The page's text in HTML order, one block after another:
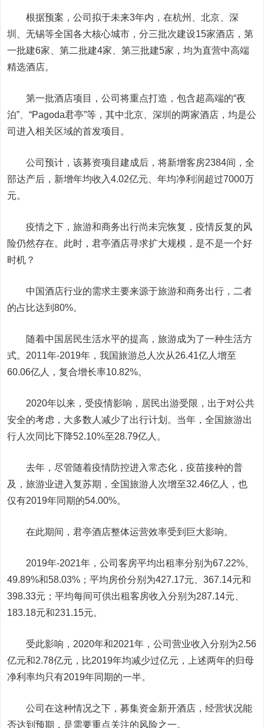
根据预案，公司拟于未来3年内，在杭州、北京、深
圳、无锡等全国各大核心城市，分三批次建设15家酒店，第
一批建6家、第二批建4家、第三批建5家，均为直营中高端
精选酒店。
第一批酒店项目，公司将重点打造，包含超高端的“夜
泊”、“Pagoda君亭”等，其中北京、深圳的两家酒店，均是公
司进入相关区域的首发项目。
公司预计，该募资项目建成后，将新增客房2384间，全
部达产后，新增年均收入4.02亿元、年均净利润超过7000万
元。
疫情之下，旅游和商务出行尚未完恢复，疫情反复的风
险仍然存在。此时，君亭酒店寻求扩大规模，是不是一个好
时机？
中国酒店行业的需求主要来源于旅游和商务出行，二者
的占比达到80%。
随着中国居民生活水平的提高，旅游成为了一种生活方
式。2011年-2019年，我国旅游总人次从26.41亿人增至
60.06亿人，复合增长率10.82%。
2020年以来，受疫情影响，居民出游受限，出于对公共
安全的考虑，大多数人减少了出行计划。当年，全国旅游出
行人次同比下降52.10%至28.79亿人。
去年，尽管随着疫情防控进入常态化，疫苗接种的普
及，旅游业进入复苏期，全国旅游人次增至32.46亿人，也
仅有2019年同期的54.00%。
在此期间，君亭酒店整体运营效率受到巨大影响。
2019年-2021年，公司客房平均出租率分别为67.22%、
49.89%和58.03%；平均房价分别为427.17元、367.14元和
398.33元；平均每间可供出租客房收入分别为287.14元、
183.18元和231.15元。
受此影响，2020年和2021年，公司营业收入分别为2.56
亿元和2.78亿元，比2019年均减少过亿元，上述两年的归母
净利率均只有2019年同期的一半。
公司在这种情况之下，募集资金新开酒店，经营状况能
否达到预期，是需要重点关注的风险之一。